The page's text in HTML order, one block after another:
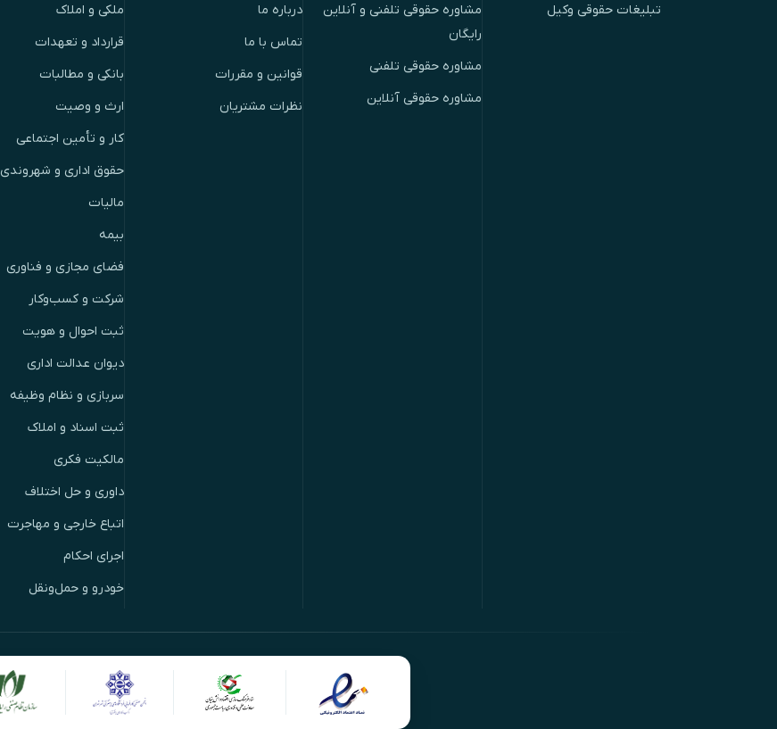
تبلیغات حقوقی وکیل
مشاوره حقوقی تلفنی و آنلاین
رایگان
مشاوره حقوقی تلفنی
مشاوره حقوقی آنلاین
درباره ما
تماس با ما
قوانین و مقررات
نظرات مشتریان
ملکی و املاک
قرارداد و تعهدات
بانکی و مطالبات
ارث و وصیت
کار و تأمین اجتماعی
حقوق اداری و شهروندی
مالیات
بیمه
فضای مجازی و فناوری
شرکت و کسب‌وکار
ثبت احوال و هویت
دیوان عدالت اداری
سربازی و نظام وظیفه
ثبت اسناد و املاک
مالکیت فکری
داوری و حل اختلاف
اتباع خارجی و مهاجرت
اجرای احکام
خودرو و حمل‌ونقل